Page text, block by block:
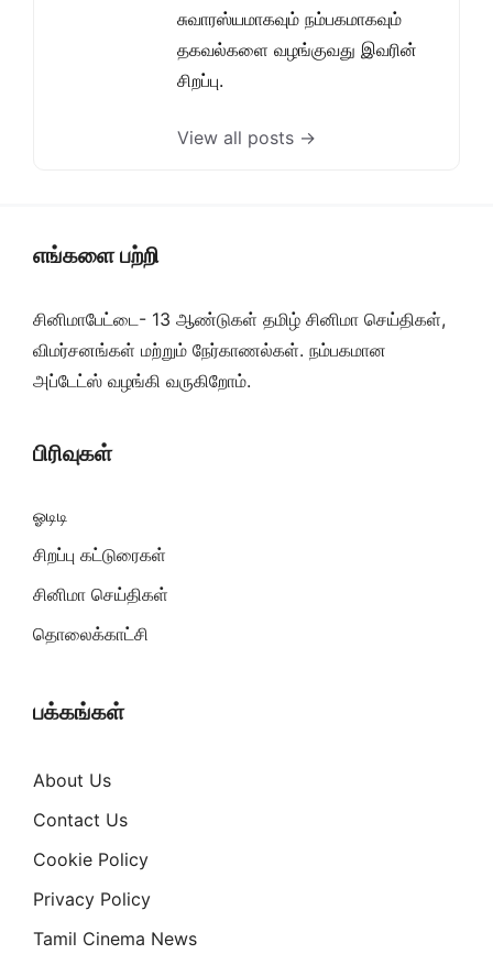
சுவாரஸ்யமாகவும் நம்பகமாகவும்
தகவல்களை வழங்குவது இவரின்
சிறப்பு.
View all posts →
எங்களை பற்றி
சினிமாபேட்டை- 13 ஆண்டுகள் தமிழ் சினிமா செய்திகள்,
விமர்சனங்கள் மற்றும் நேர்காணல்கள். நம்பகமான
அப்டேட்ஸ் வழங்கி வருகிறோம்.
பிரிவுகள்
ஓடிடி
சிறப்பு கட்டுரைகள்
சினிமா செய்திகள்
தொலைக்காட்சி
பக்கங்கள்
About Us
Contact Us
Cookie Policy
Privacy Policy
Tamil Cinema News